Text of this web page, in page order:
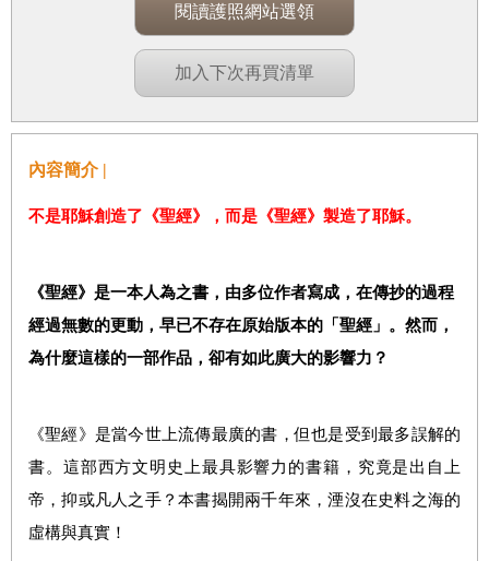
閱讀護照網站選領
加入下次再買清單
內容簡介 |
不是耶穌創造了《聖經》，而是《聖經》製造了耶穌。
《聖經》是一本人為之書，由多位作者寫成，在傳抄的過程
經過無數的更動，早已不存在原始版本的「聖經」。然而，
為什麼這樣的一部作品，卻有如此廣大的影響力？
《聖經》是當今世上流傳最廣的書，但也是受到最多誤解的
書。這部西方文明史上最具影響力的書籍，究竟是出自上
帝，抑或凡人之手？本書揭開兩千年來，湮沒在史料之海的
虛構與真實！